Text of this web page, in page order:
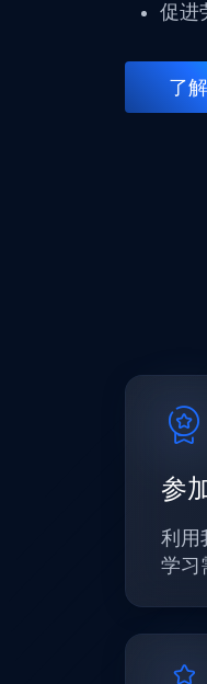
促进
了
参
利用
学习